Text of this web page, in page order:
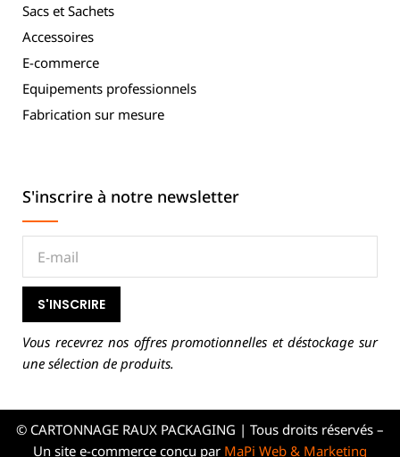
Sacs et Sachets
Accessoires
E-commerce
Equipements professionnels
Fabrication sur mesure
S'inscrire à notre newsletter
S'INSCRIRE
Vous recevrez nos offres promotionnelles et déstockage sur
une sélection de produits.
© CARTONNAGE RAUX PACKAGING | Tous droits réservés –
Un site e-commerce conçu par MaPi Web & Marketing